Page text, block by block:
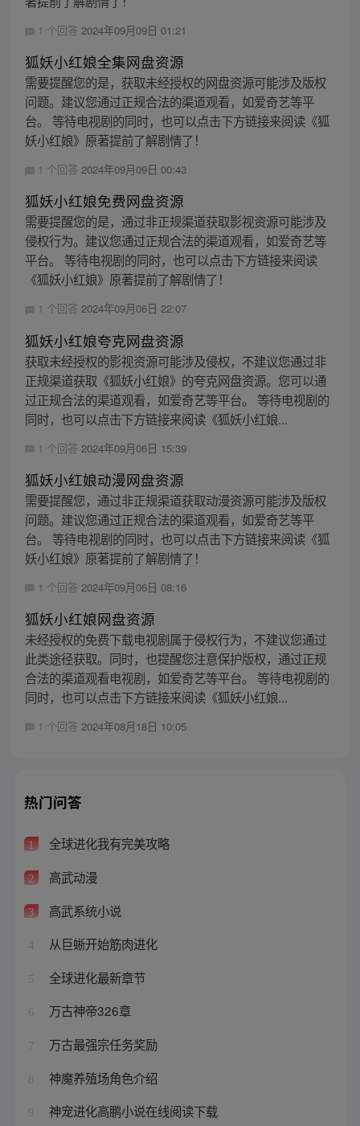
1 个回答 2024年09月09日 01:21
狐妖小红娘全集网盘资源
需要提醒您的是，获取未经授权的网盘资源可能涉及版权
问题。建议您通过正规合法的渠道观看，如爱奇艺等平
台。 等待电视剧的同时，也可以点击下方链接来阅读《狐
妖小红娘》原著提前了解剧情了！
1 个回答 2024年09月09日 00:43
狐妖小红娘免费网盘资源
需要提醒您的是，通过非正规渠道获取影视资源可能涉及
侵权行为。建议您通过正规合法的渠道观看，如爱奇艺等
平台。 等待电视剧的同时，也可以点击下方链接来阅读
《狐妖小红娘》原著提前了解剧情了！
1 个回答 2024年09月06日 22:07
狐妖小红娘夸克网盘资源
获取未经授权的影视资源可能涉及侵权，不建议您通过非
正规渠道获取《狐妖小红娘》的夸克网盘资源。您可以通
过正规合法的渠道观看，如爱奇艺等平台。 等待电视剧的
同时，也可以点击下方链接来阅读《狐妖小红娘...
1 个回答 2024年09月06日 15:39
狐妖小红娘动漫网盘资源
需要提醒您，通过非正规渠道获取动漫资源可能涉及版权
问题。建议您通过正规合法的渠道观看，如爱奇艺等平
台。 等待电视剧的同时，也可以点击下方链接来阅读《狐
妖小红娘》原著提前了解剧情了！
1 个回答 2024年09月06日 08:16
狐妖小红娘网盘资源
未经授权的免费下载电视剧属于侵权行为，不建议您通过
此类途径获取。同时，也提醒您注意保护版权，通过正规
合法的渠道观看电视剧，如爱奇艺等平台。 等待电视剧的
同时，也可以点击下方链接来阅读《狐妖小红娘...
1 个回答 2024年08月18日 10:05
热门问答
1 全球进化我有完美攻略
2 高武动漫
3 高武系统小说
4 从巨蜥开始筋肉进化
5 全球进化最新章节
6 万古神帝326章
7 万古最强宗任务奖励
8 神魔养殖场角色介绍
9 神宠进化高鹏小说在线阅读下载